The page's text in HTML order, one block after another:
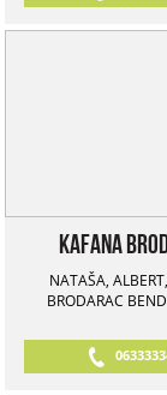
Kafana
NATAŠA,
BRODARAC